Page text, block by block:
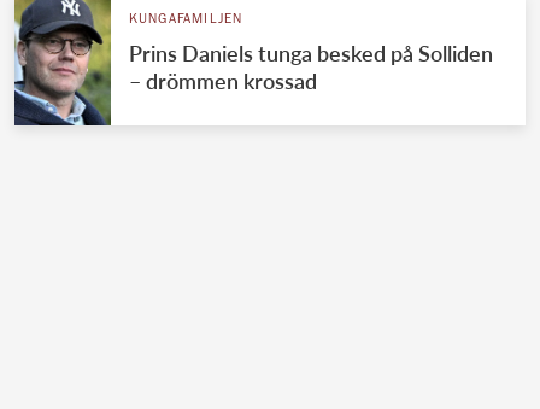
KUNGAFAMILJEN
Prins Daniels tunga besked på Solliden
– drömmen krossad